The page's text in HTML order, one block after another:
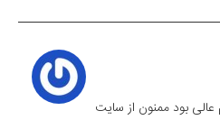
بود ممنون از سایت